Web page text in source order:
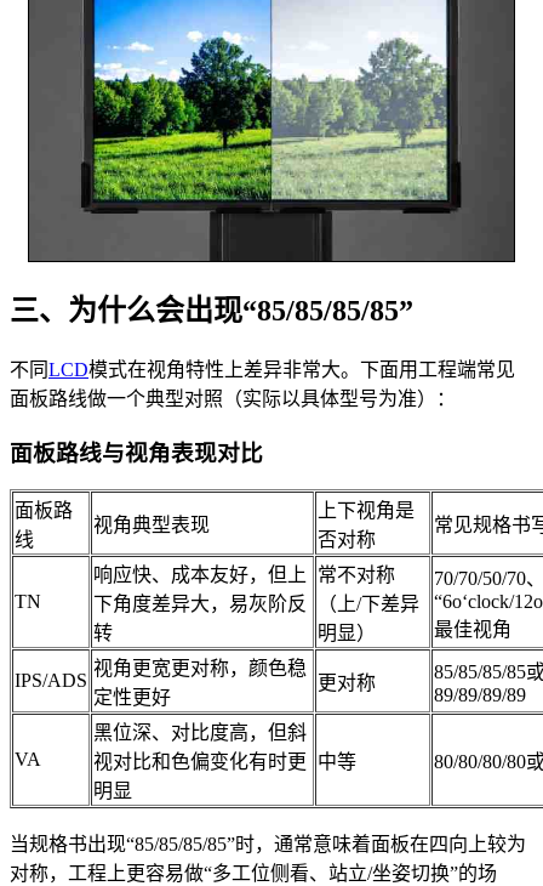
三、为什么会出现“85/85/85/85”
不同LCD模式在视角特性上差异非常大。下面用工程端常见
面板路线做一个典型对照（实际以具体型号为准）：
面板路线与视角表现对比
面板路
线
视角典型表现
上下视角是
否对称
常见规格书
TN
响应快、成本友好，但上
下角度差异大，易灰阶反
转
常不对称
（上/下差异
明显）
70/70/50/70
“6o‘clock/
最佳视角
IPS/ADS
视角更宽更对称，颜色稳
定性更好
更对称
85/85/85/85
89/89/89/89
VA
黑位深、对比度高，但斜
视对比和色偏变化有时更
明显
中等 80/80/80/80
当规格书出现“85/85/85/85”时，通常意味着面板在四向上较为
对称，工程上更容易做“多工位侧看、站立/坐姿切换”的场